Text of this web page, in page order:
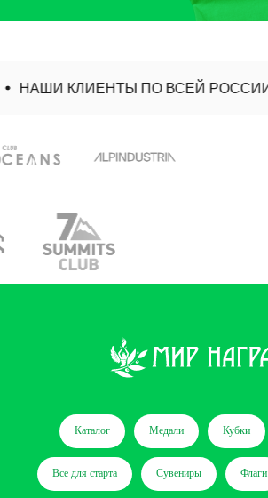
НАШИ КЛИЕНТЫ ПО ВСЕЙ РОССИИ
Каталог Медали Кубки
Все для старта Сувениры Флаги